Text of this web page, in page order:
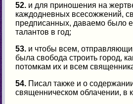
52. и для приношения на
каждодневных всесожжений,
предписанных, даваемо было
талантов в год;
53. и чтобы всем,
была свобода строить город,
потомкам их и всем
54. Писал также и о
священническом облачении, в